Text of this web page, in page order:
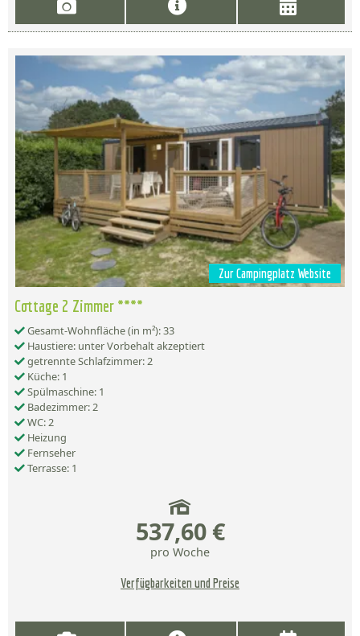
Zur Campingplatz Website
Cottage 2 Zimmer ****
Gesamt-Wohnfläche (in m²): 33
Haustiere: unter Vorbehalt akzeptiert
getrennte Schlafzimmer: 2
Küche: 1
Spülmaschine: 1
Badezimmer: 2
WC: 2
Heizung
Fernseher
Terrasse: 1
537,60 €
pro Woche
Verfügbarkeiten und Preise